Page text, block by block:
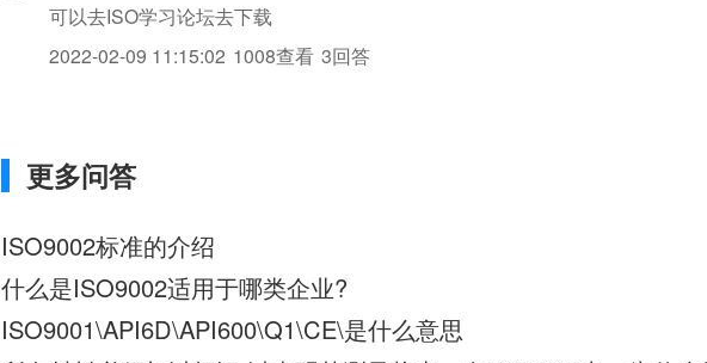
可以去ISO学习论坛去下载
2022-02-09 11:15:02 1008查看 3回答
更多问答
ISO9002标准的介绍
什么是ISO9002适用于哪类企业?
ISO9001\API6D\API600\Q1\CE\是什么意思